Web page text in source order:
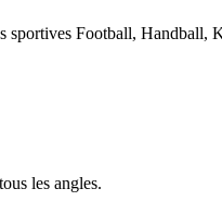
sportives Football, Handball,
les angles.